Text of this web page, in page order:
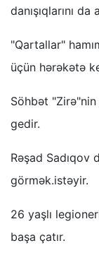
danışıqlarını
"Qartallar"
üçün hərəkətə
Söhbət
gedir.
Rəşad Sadıqov
görmək.istəyir.
26 yaşlı
başa çatır.